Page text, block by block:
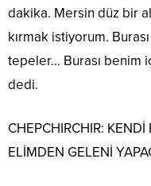
dakika. Mersin düz bir
kırmak istiyorum.
tepeler… Burası benim
dedi.
CHEPCHIRCHIR:
ELİMDEN GELENİ